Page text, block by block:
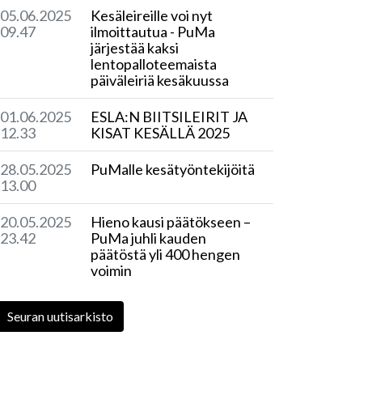
05.06.2025
09.47
Kesäleireille voi nyt
ilmoittautua - PuMa
järjestää kaksi
lentopalloteemaista
päiväleiriä kesäkuussa
01.06.2025
12.33
ESLA:N BIITSILEIRIT JA
KISAT KESÄLLÄ 2025
28.05.2025
13.00
PuMalle kesätyöntekijöitä
20.05.2025
23.42
Hieno kausi päätökseen –
PuMa juhli kauden
päätöstä yli 400 hengen
voimin
Seuran uutisarkisto